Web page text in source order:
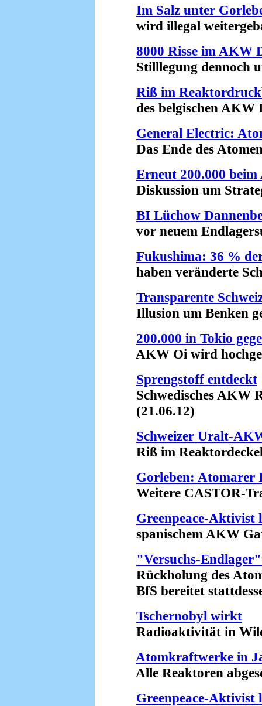
Im Salz unter
wird illegal
8000 Risse im AKW
Stilllegung dennoch
Riß im
des belgischen AKW
General Electric:
Das Ende des
Erneut 200.000
Diskussion um
BI Lüchow
vor neuem
Fukushima: 36 %
haben veränderte
Transparente
Illusion um Benken
200.000 in Tokio
AKW Oi wird
Sprengstoff entdeckt
Schwedisches AKW
(21.06.12)
Schweizer Uralt-
Riß im
Gorleben: Atomarer
Weitere CASTOR-
Greenpeace-Aktivist
spanischem AKW
"Versuchs-
Rückholung des
BfS bereitet
Tschernobyl wirkt
Radioaktivität in
Atomkraftwerke in
Alle Reaktoren
Greenpeace-Aktivist